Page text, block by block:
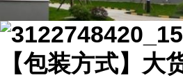
【包装方式】大